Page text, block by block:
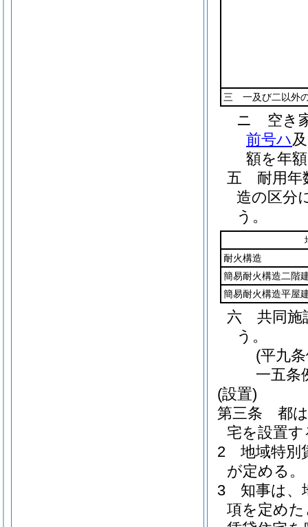
三 一及び二以外
ニ
空き
前号ハ
額を年
五
耐用
造の区分
う。
耐火構造
簡易耐火構造二階
簡易耐火構造平屋
六
共同施
う。
(平九
一五条
(設置)
第三条
都
宅を設置す
2
地域特別
が定める。
3
知事は、
項を定め